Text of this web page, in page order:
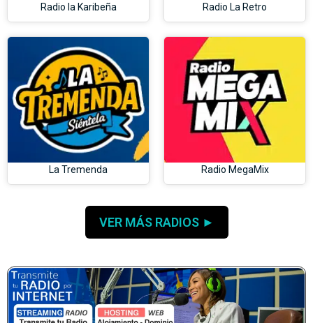
Radio la Karibeña Radio La Retro
La Tremenda Radio MegaMix
VER MÁS RADIOS ►